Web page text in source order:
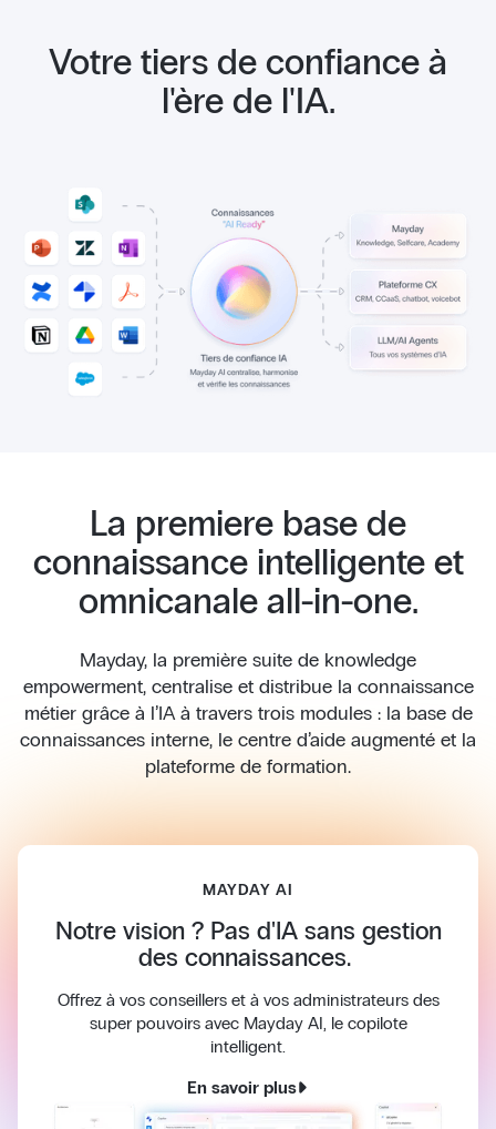
Votre tiers de confiance à
l'ère de l'IA.
La premiere base de
connaissance intelligente et
omnicanale all-in-one.
Mayday, la première suite de knowledge
empowerment, centralise et distribue la connaissance
métier grâce à l’IA à travers trois modules : la base de
connaissances interne, le centre d’aide augmenté et la
plateforme de formation.
MAYDAY AI
Notre vision ? Pas d'IA sans gestion
des connaissances.
Offrez à vos conseillers et à vos administrateurs des
super pouvoirs avec Mayday AI, le copilote
intelligent.
En savoir plus